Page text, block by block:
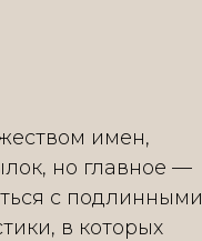
имен,
но главное —
с подлинными
в которых